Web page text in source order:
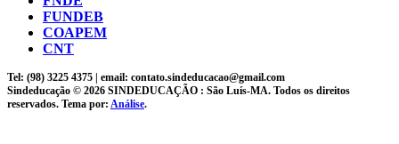
FUNDEB
COAPEM
CNT
Tel: (98) 3225 4375 | email: contato.sindeducacao@gmail.com
Sindeducação © 2026 SINDEDUCAÇÃO : São Luís-MA. Todos os direitos
reservados. Tema por: Análise.